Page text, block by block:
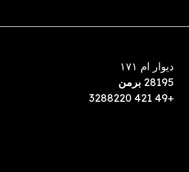
دیوار ام ۱۷۱
28195 برمن
+49 421 3288220